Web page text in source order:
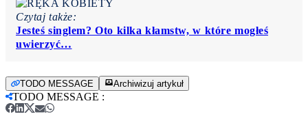
Czytaj także:
Jesteś singlem? Oto kilka kłamstw, w które mogłeś
uwierzyć…
TODO MESSAGE Archiwizuj artykuł
TODO MESSAGE :